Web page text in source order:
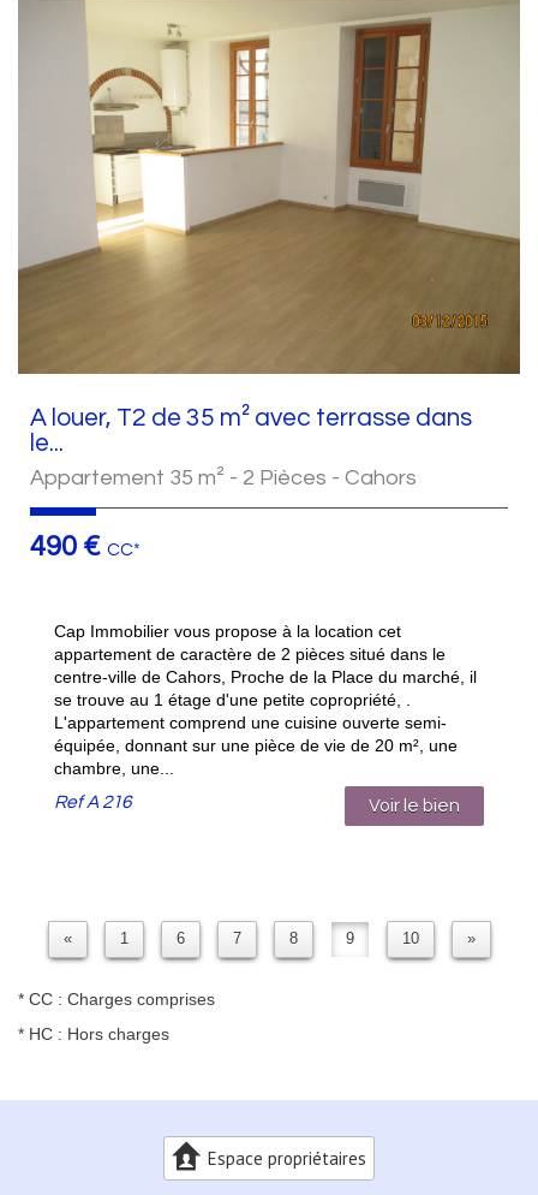
A louer, T2 de 35 m² avec terrasse dans
le...
Appartement 35 m² - 2 Pièces - Cahors
490 € CC*
Cap Immobilier vous propose à la location cet
appartement de caractère de 2 pièces situé dans le
centre-ville de Cahors, Proche de la Place du marché, il
se trouve au 1 étage d'une petite copropriété, .
L'appartement comprend une cuisine ouverte semi-
équipée, donnant sur une pièce de vie de 20 m², une
chambre, une...
RefA 216 Voir le bien
« 1 6 7 8 9 10 »
* CC : Charges comprises
* HC : Hors charges
Espace propriétaires